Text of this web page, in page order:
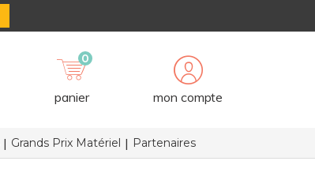
0
panier mon compte
Grands Prix Matériel Partenaires